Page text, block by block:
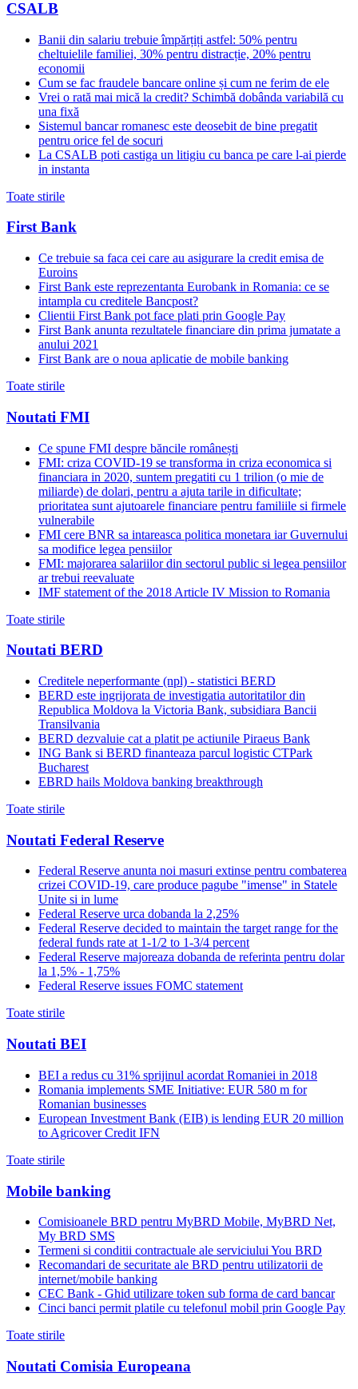
CSALB
Banii din salariu trebuie împărțiți astfel: 50% pentru
cheltuielile familiei, 30% pentru distracție, 20% pentru
economii
Cum se fac fraudele bancare online și cum ne ferim de ele
Vrei o rată mai mică la credit? Schimbă dobânda variabilă cu
una fixă
Sistemul bancar romanesc este deosebit de bine pregatit
pentru orice fel de socuri
La CSALB poti castiga un litigiu cu banca pe care l-ai pierde
in instanta
Toate stirile
First Bank
Ce trebuie sa faca cei care au asigurare la credit emisa de
Euroins
First Bank este reprezentanta Eurobank in Romania: ce se
intampla cu creditele Bancpost?
Clientii First Bank pot face plati prin Google Pay
First Bank anunta rezultatele financiare din prima jumatate a
anului 2021
First Bank are o noua aplicatie de mobile banking
Toate stirile
Noutati FMI
Ce spune FMI despre băncile românești
FMI: criza COVID-19 se transforma in criza economica si
financiara in 2020, suntem pregatiti cu 1 trilion (o mie de
miliarde) de dolari, pentru a ajuta tarile in dificultate;
prioritatea sunt ajutoarele financiare pentru familiile si firmele
vulnerabile
FMI cere BNR sa intareasca politica monetara iar Guvernului
sa modifice legea pensiilor
FMI: majorarea salariilor din sectorul public si legea pensiilor
ar trebui reevaluate
IMF statement of the 2018 Article IV Mission to Romania
Toate stirile
Noutati BERD
Creditele neperformante (npl) - statistici BERD
BERD este ingrijorata de investigatia autoritatilor din
Republica Moldova la Victoria Bank, subsidiara Bancii
Transilvania
BERD dezvaluie cat a platit pe actiunile Piraeus Bank
ING Bank si BERD finanteaza parcul logistic CTPark
Bucharest
EBRD hails Moldova banking breakthrough
Toate stirile
Noutati Federal Reserve
Federal Reserve anunta noi masuri extinse pentru combaterea
crizei COVID-19, care produce pagube "imense" in Statele
Unite si in lume
Federal Reserve urca dobanda la 2,25%
Federal Reserve decided to maintain the target range for the
federal funds rate at 1-1/2 to 1-3/4 percent
Federal Reserve majoreaza dobanda de referinta pentru dolar
la 1,5% - 1,75%
Federal Reserve issues FOMC statement
Toate stirile
Noutati BEI
BEI a redus cu 31% sprijinul acordat Romaniei in 2018
Romania implements SME Initiative: EUR 580 m for
Romanian businesses
European Investment Bank (EIB) is lending EUR 20 million
to Agricover Credit IFN
Toate stirile
Mobile banking
Comisioanele BRD pentru MyBRD Mobile, MyBRD Net,
My BRD SMS
Termeni si conditii contractuale ale serviciului You BRD
Recomandari de securitate ale BRD pentru utilizatorii de
internet/mobile banking
CEC Bank - Ghid utilizare token sub forma de card bancar
Cinci banci permit platile cu telefonul mobil prin Google Pay
Toate stirile
Noutati Comisia Europeana